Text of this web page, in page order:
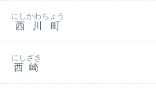
西川町
にしかわちょう
西崎
にしざき